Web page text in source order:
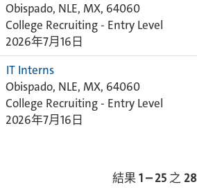
Obispado, NLE, MX, 64060
College Recruiting - Entry Level
2026年7月16日
IT Interns
Obispado, NLE, MX, 64060
College Recruiting - Entry Level
2026年7月16日
結果 1 – 25 之 28